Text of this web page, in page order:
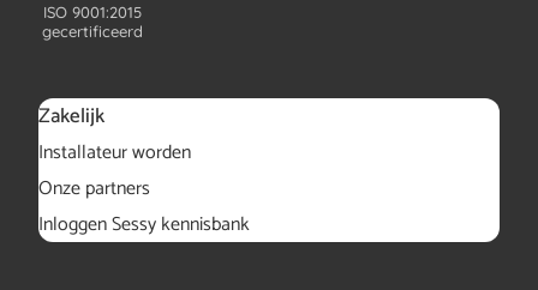
ISO 9001:2015
gecertificeerd
Zakelijk
Installateur worden
Onze partners
Inloggen Sessy kennisbank